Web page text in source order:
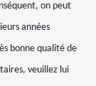
on peut
années
bonne qualité de
veuillez lui